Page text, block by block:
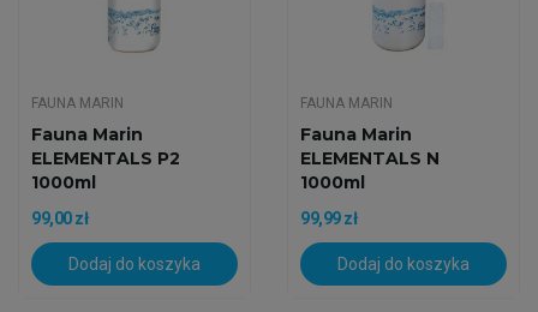
FAUNA MARIN
Fauna Marin
ELEMENTALS P2
1000ml
99,00 zł
Dodaj do koszyka
FAUNA MARIN
Fauna Marin
ELEMENTALS N
1000ml
99,99 zł
Dodaj do koszyka